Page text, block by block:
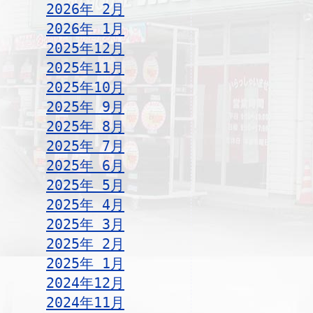
2026年 2月
2026年 1月
2025年12月
2025年11月
2025年10月
2025年 9月
2025年 8月
2025年 7月
2025年 6月
2025年 5月
2025年 4月
2025年 3月
2025年 2月
2025年 1月
2024年12月
2024年11月